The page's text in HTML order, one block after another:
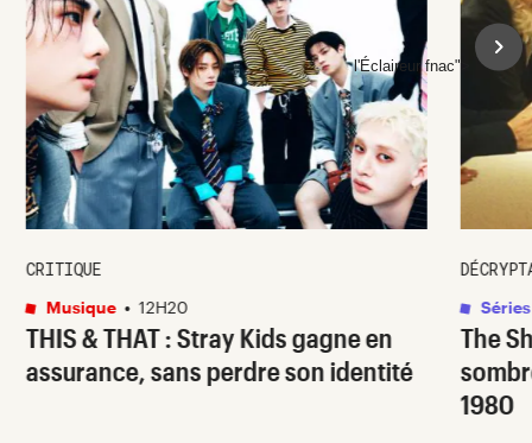
THIS & THAT: Stray Kids gagne en
assurance, sans perdre son identité
CRITIQUE
Musique • 12H20
The
1980
Séries
l'Éclaireur fnac">